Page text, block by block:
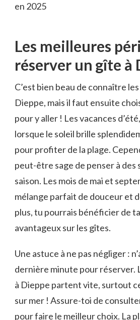
en 2025
Les meilleures
réserver un gîte à
C’est bien beau de connaître
Dieppe, mais il faut ensuite
pour y aller ! Les vacances
lorsque le soleil brille
pour profiter de la plage.
peut-être sage de penser à des
saison. Les mois de mai et
mélange parfait de douceur et
plus, tu pourrais bénéficier de
avantageux sur les gîtes.
Une astuce à ne pas négliger :
dernière minute pour réserver.
à Dieppe partent vite, surtout
sur mer ! Assure-toi de
pour faire le meilleur choix. La